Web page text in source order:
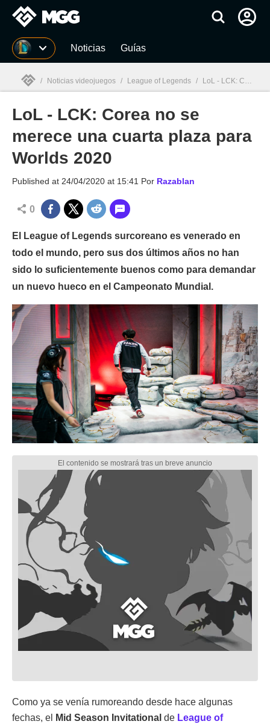
MGG Noticias Guías
MGG
/ Noticias videojuegos / League of Legends / LoL - LCK: Corea no se merece una cuarta plaza para Worlds 2020
LoL - LCK: Corea no se
merece una cuarta plaza para
Worlds 2020
Published at 24/04/2020 at 15:41 Por Razablan
0
El League of Legends surcoreano es venerado en
todo el mundo, pero sus dos últimos años no han
sido lo suficientemente buenos como para demandar
un nuevo hueco en el Campeonato Mundial.
Como ya se venía rumoreando desde hace algunas
fechas, el
Mid Season Invitational de League of